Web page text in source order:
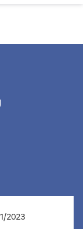
2023